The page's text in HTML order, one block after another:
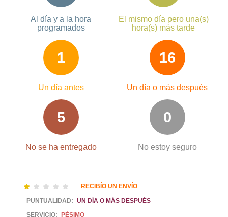
Al día y a la hora
programados
El mismo día pero una(s)
hora(s) más tarde
1
Un día antes
16
Un día o más después
5
No se ha entregado
0
No estoy seguro
RECIBÍO UN ENVÍO
PUNTUALIDAD: UN DÍA O MÁS DESPUÉS
SERVICIO:
PÉSIMO